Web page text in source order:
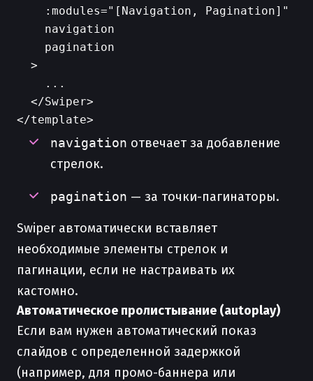
    :modules="[Navigation, Pagination]"
    navigation
    pagination
  >
    ...
  </Swiper>
navigation отвечает за добавление
стрелок.
pagination — за точки-пагинаторы.
Swiper автоматически вставляет
необходимые элементы стрелок и
пагинации, если не настраивать их
кастомно.
Автоматическое пролистывание (autoplay)
Если вам нужен автоматический показ
слайдов с определенной задержкой
(например, для промо-баннера или